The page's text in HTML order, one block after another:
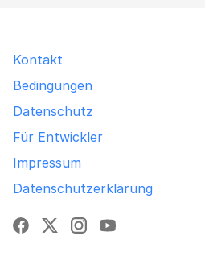
Kontakt
Bedingungen
Datenschutz
Für Entwickler
Impressum
Datenschutzerklärung
Facebook
X Instagram
YouTube